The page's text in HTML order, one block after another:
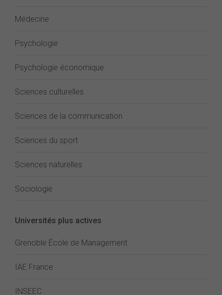
Médecine
Psychologie
Psychologie économique
Sciences culturelles
Sciences de la communication
Sciences du sport
Sciences naturelles
Sociologie
Universités plus actives
Grenoble École de Management
IAE France
INSEEC